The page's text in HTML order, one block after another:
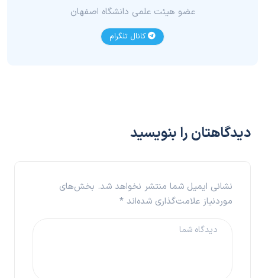
عضو هیئت علمی دانشگاه اصفهان
کانال تلگرام
دیدگاهتان را بنویسید
نشانی ایمیل شما منتشر نخواهد شد. بخش‌های
موردنیاز علامت‌گذاری شده‌اند *